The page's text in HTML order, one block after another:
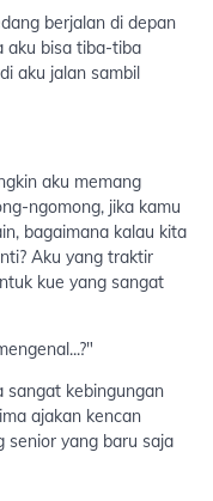
berjalan di depan
aku bisa tiba-tiba
aku jalan sambil
aku memang
ngomong, jika kamu
bagaimana kalau kita
Aku yang traktir
kue yang sangat
sangat kebingungan
ajakan kencan
senior yang baru saja